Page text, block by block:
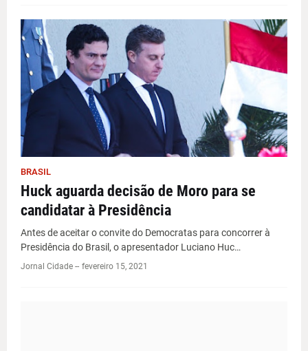
BRASIL
Huck aguarda decisão de Moro para se
candidatar à Presidência
Antes de aceitar o convite do Democratas para concorrer à
Presidência do Brasil, o apresentador Luciano Huc…
Jornal Cidade -- fevereiro 15, 2021